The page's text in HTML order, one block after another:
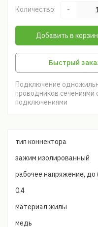
Количество: -
Добавить в
Быстрый
Подключение
проводников сечениями
подключениями
тип коннектора
зажим изолированный
рабочее напряжение, до
0.4
материал жилы
медь